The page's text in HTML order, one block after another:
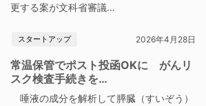
更する案が文科省審議…
スタートアップ 2026年4月28日
常温保管でポスト投函OKに がんリ
スク検査手続きを…
唾液の成分を解析して膵臓（すいぞう）